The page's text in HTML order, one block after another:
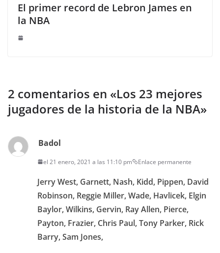
El primer record de Lebron James en
la NBA
2 comentarios en «Los 23 mejores
jugadores de la historia de la NBA»
Badol
el 21 enero, 2021 a las 11:10 pm Enlace permanente
Jerry West, Garnett, Nash, Kidd, Pippen, David
Robinson, Reggie Miller, Wade, Havlicek, Elgin
Baylor, Wilkins, Gervin, Ray Allen, Pierce,
Payton, Frazier, Chris Paul, Tony Parker, Rick
Barry, Sam Jones,